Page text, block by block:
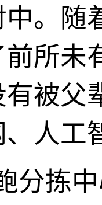
。随
所未
被父
人工
分拣